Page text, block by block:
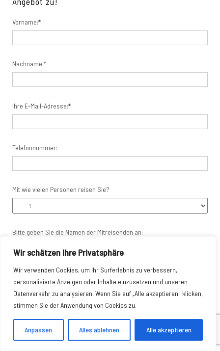
Wir schätzen Ihre Privatsphäre
Wir verwenden Cookies, um Ihr Surferlebnis zu verbessern,
personalisierte Anzeigen oder Inhalte einzusetzen und unseren
Datenverkehr zu analysieren. Wenn Sie auf „Alle akzeptieren" klicken,
stimmen Sie der Anwendung von Cookies zu.
Anpassen Alles ablehnen Alle akzeptieren
Vorname:*
Nachname:*
Ihre E-Mail-Adresse:*
Telefonnummer:
Mit wie vielen Personen reisen Sie?
Bitte geben Sie die Namen der Mitreisenden an:
Bitte geben Sie den Zeitraum an, in dem Sie reisen möchten:
Reisezeitraum:*
Wünschen Sie Einzel- oder ein Doppelzimmer für ihre